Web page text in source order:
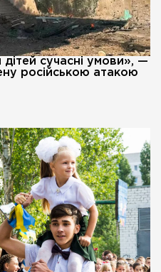
сучасні умови», —
російською атакою